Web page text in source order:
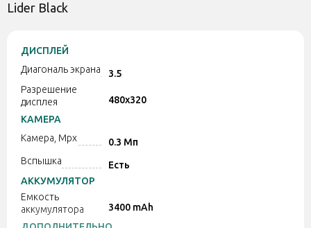
Lider Black
ДИСПЛЕЙ
Диагональ экрана
3.5
Разрешение
дисплея
480x320
КАМЕРА
Камера, Mpx
0.3 Мп
Вспышка
Есть
АККУМУЛЯТОР
Емкость
аккумулятора
3400 mAh